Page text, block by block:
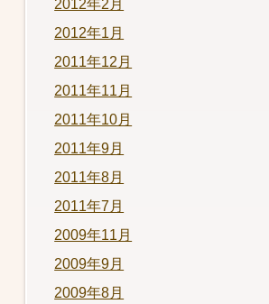
2012年2月
2012年1月
2011年12月
2011年11月
2011年10月
2011年9月
2011年8月
2011年7月
2009年11月
2009年9月
2009年8月